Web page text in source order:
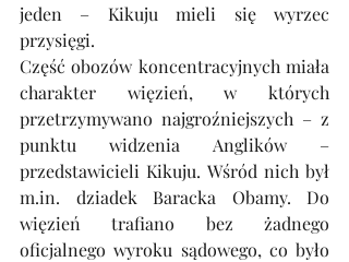
jeden – Kikuju mieli się wyrzec
przysięgi.
Część obozów koncentracyjnych miała
charakter więzień, w których
przetrzymywano najgroźniejszych – z
punktu widzenia Anglików –
m.in. dziadek Baracka Obamy. Do
więzień trafiano bez żadnego
oficjalnego wyroku sądowego, co było